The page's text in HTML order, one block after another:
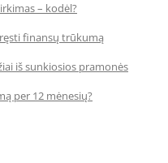
– kodėl?
finansų trūkumą
iš sunkiosios pramonės
per 12 mėnesių?